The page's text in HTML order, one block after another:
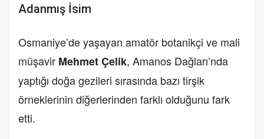
Adanmış İsim
Osmaniye’de yaşayan amatör botanikçi ve mali
müşavir Mehmet Çelik, Amanos Dağları’nda
yaptığı doğa gezileri sırasında bazı tirşik
örneklerinin diğerlerinden farklı olduğunu fark
etti.